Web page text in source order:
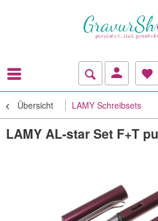
Übersicht LAMY Schreibsets
LAMY AL-star Set F+T